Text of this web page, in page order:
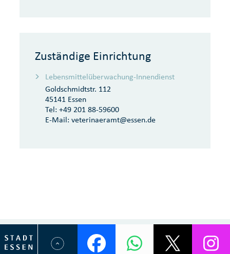
Zuständige Einrichtung
Lebensmittelüberwachung-Innendienst
Goldschmidtstr. 112
45141 Essen
Tel: +49 201 88-59600
E-Mail: veterinaeramt@essen.de